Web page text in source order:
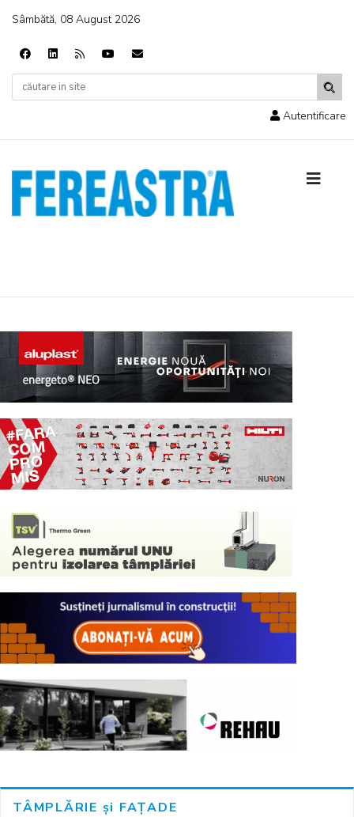
Sâmbătă, 08 August 2026
Autentificare
TÂMPLĂRIE și FAȚADE